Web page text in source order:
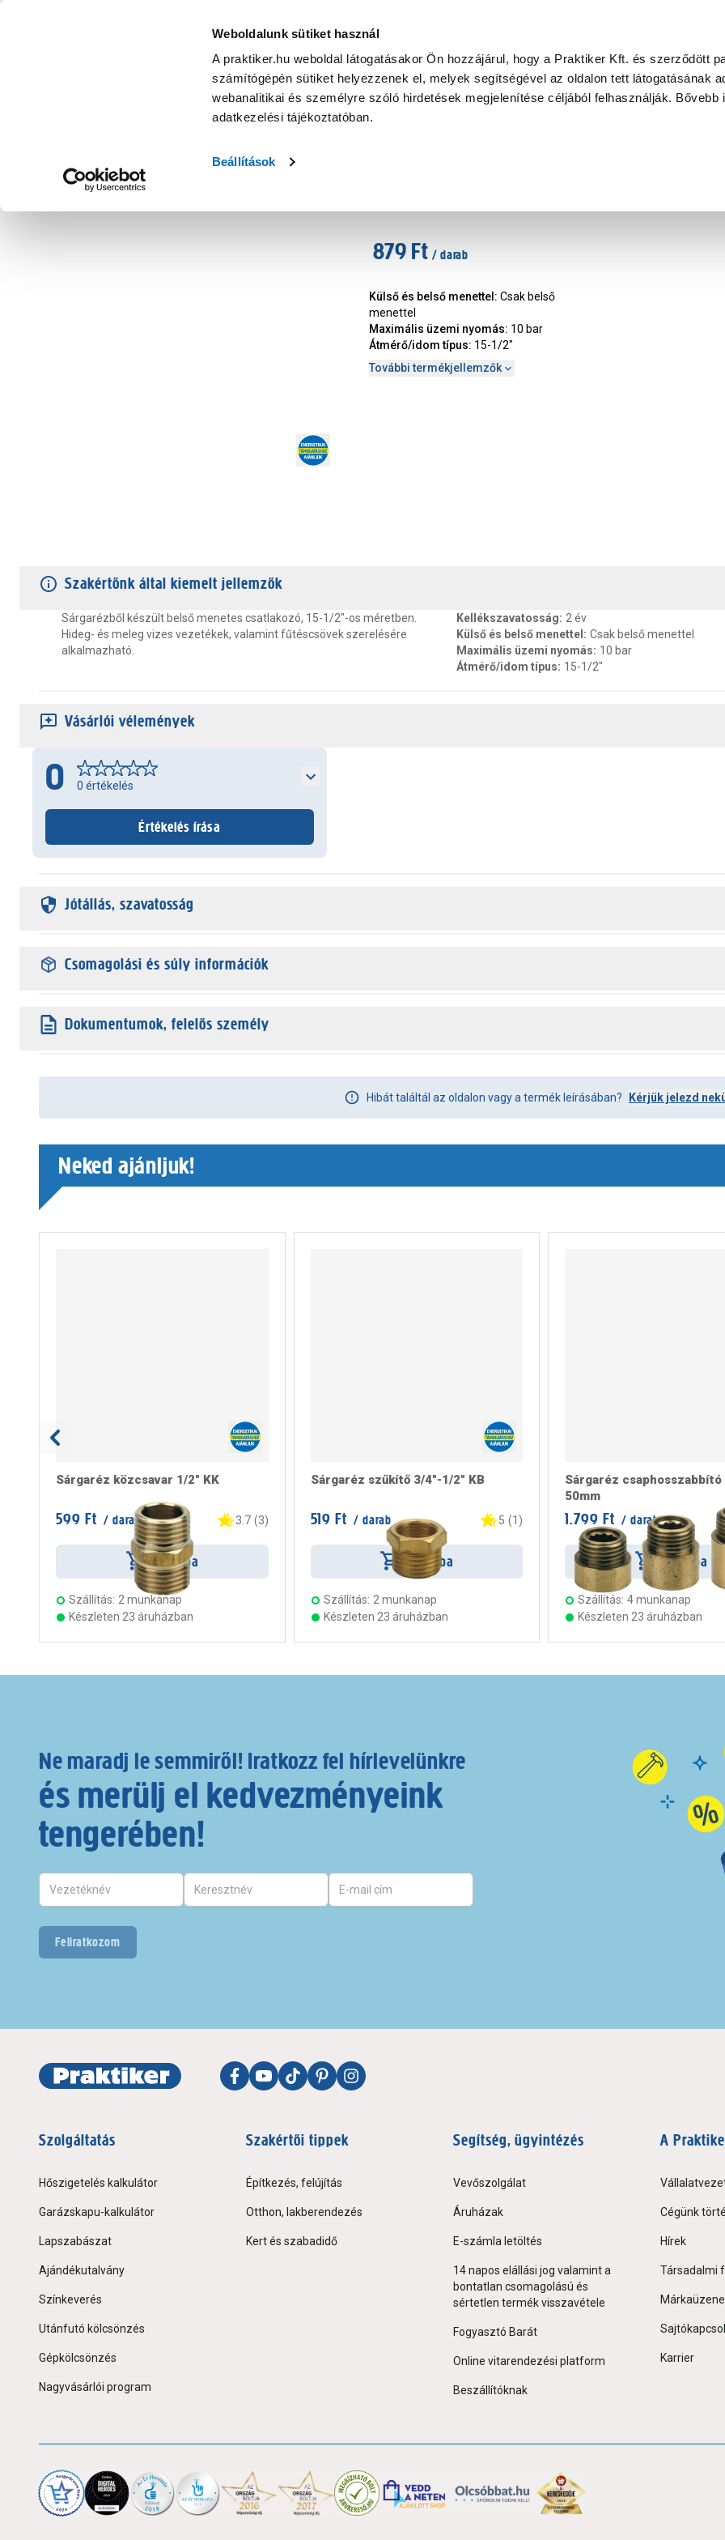
Weboldalunk sütiket használ
A praktiker.hu weboldal látogatásakor Ön hozzájárul, hogy a Praktiker Kft. és szerződött
számítógépén sütiket helyezzenek el, melyek segítségével az oldalon tett látogatásának
webanalitikai és személyre szóló hirdetések megjelenítése céljából felhasználják. Bővebb
adatkezelési tájékoztatóban.
Beállítások
KATEGÓRIÁK
Nyereményjáték Praktiker Professional Szakiajánló Ügyintézés és Információ
879 Ft / darab
Külső és belső menettel : Csak belső
menettel
Maximális üzemi nyomás: 10 bar
Átmérő/idom típus: 15-1/2"
További termékjellemzők
Szakértőnk által kiemelt jellemzők
Sárgarézből készült belső menetes csatlakozó, 15-1/2"-os méretben.
Hideg- és meleg vizes vezetékek, valamint fűtéscsövek szerelésére
alkalmazható.
Kellékszavatosság: 2 év
Külső és belső menettel : Csak belső menettel
Maximális üzemi nyomás: 10 bar
Átmérő/idom típus: 15-1/2"
Vásárlói vélemények
0 0 értékelés
Értékelés írása
Jótállás, szavatosság
Csomagolási és súly információk
Dokumentumok, felelős személy
Hibát találtál az oldalon vagy a termék leírásában? Kérjük jelezd
Neked ajánljuk!
Sárgaréz közcsavar 1/2" KK
599 Ft / darab 3.7 (3)
Kosárba
Szállítás: 2 munkanap
Készleten 23 áruházban
Sárgaréz szűkítő 3/4"-1/2" KB
519 Ft / darab 5 (1 )
Kosárba
Szállítás: 2 munkanap
Készleten 23 áruházban
Sárgaréz csaphosszabbító
50mm
1.799 Ft / darab
Kosárba
Szállítás: 4 munkanap
Készleten 23 áruházban
Ne maradj le semmiről! Iratkozz fel hírlevelünkre
és merülj el kedvezményeink
tengerében!
Feliratkozom
Szolgáltatás
Hőszigetelés kalkulátor
Garázskapu-kalkulátor
Lapszabászat
Ajándékutalvány
Színkeverés
Utánfutó kölcsönzés
Gépkölcsönzés
Nagyvásárlói program
Szakértői tippek
Építkezés, felújítás
Otthon, lakberendezés
Kert és szabadidő
Segítség, ügyintézés
Vevőszolgálat
Áruházak
E-számla letöltés
14 napos elállási jog valamint a
bontatlan csomagolású és
sértetlen termék visszavétele
Fogyasztó Barát
Online vitarendezési platform
Beszállítóknak
A
Cégünk
Hírek
Társadalmi
Karrier